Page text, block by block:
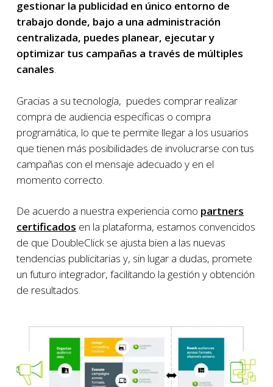
gestionar la publicidad en único entorno de
trabajo donde, bajo a una administración
centralizada, puedes planear, ejecutar y
optimizar tus campañas a través de múltiples
canales.
Gracias a su tecnología, puedes comprar realizar
compra de audiencia específicas o compra
programática, lo que te permite llegar a los usuarios
que tienen más posibilidades de involucrarse con tus
campañas con el mensaje adecuado y en el
momento correcto.
De acuerdo a nuestra experiencia como partners
certificados en la plataforma, estamos convencidos
de que DoubleClick se ajusta bien a las nuevas
tendencias publicitarias y, sin lugar a dudas, promete
un futuro integrador, facilitando la gestión y obtención
de resultados.